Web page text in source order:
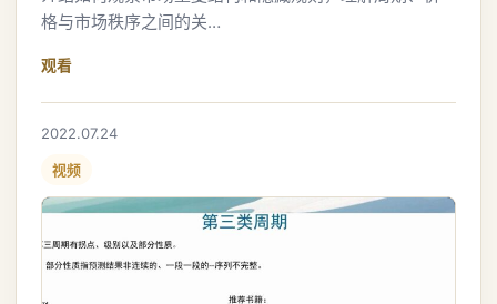
格与市场秩序之间的关…
观看
2022.07.24
视频